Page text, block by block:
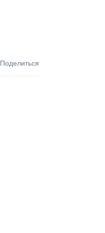
Поделиться